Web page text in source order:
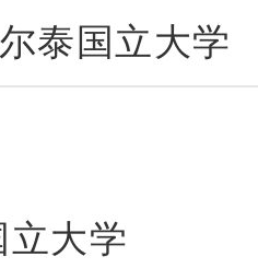
泰国立大学
大学